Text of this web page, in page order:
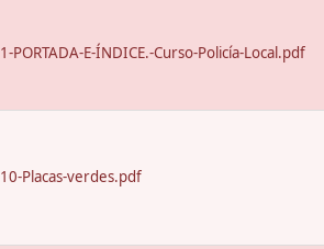
1-PORTADA-E-ÍNDICE.-Curso-Policía-Local.pdf
10-Placas-verdes.pdf